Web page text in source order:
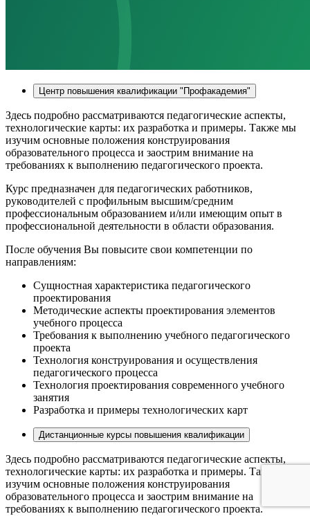
Центр повышения квалификации "Профакадемия"
Здесь подробно рассматриваются педагогические аспекты,
технологические карты: их разработка и примеры. Также мы
изучим основные положения конструирования
образовательного процесса и заострим внимание на
требованиях к выполнению педагогического проекта.
Курс предназначен для педагогических работников,
руководителей с профильным высшим/средним
профессиональным образованием и/или имеющим опыт в
профессиональной деятельности в области образования.
После обучения Вы повысите свои компетенции по
направлениям:
Сущностная характеристика педагогического
проектирования
Методические аспекты проектирования элементов
учебного процесса
Требования к выполнению учебного педагогического
проекта
Технология конструирования и осуществления
педагогического процесса
Технология проектирования современного учебного
занятия
Разработка и примеры технологических карт
Дистанционные курсы повышения квалификации
Здесь подробно рассматриваются педагогические аспекты,
технологические карты: их разработка и примеры. Также мы
изучим основные положения конструирования
образовательного процесса и заострим внимание на
требованиях к выполнению педагогического проекта.